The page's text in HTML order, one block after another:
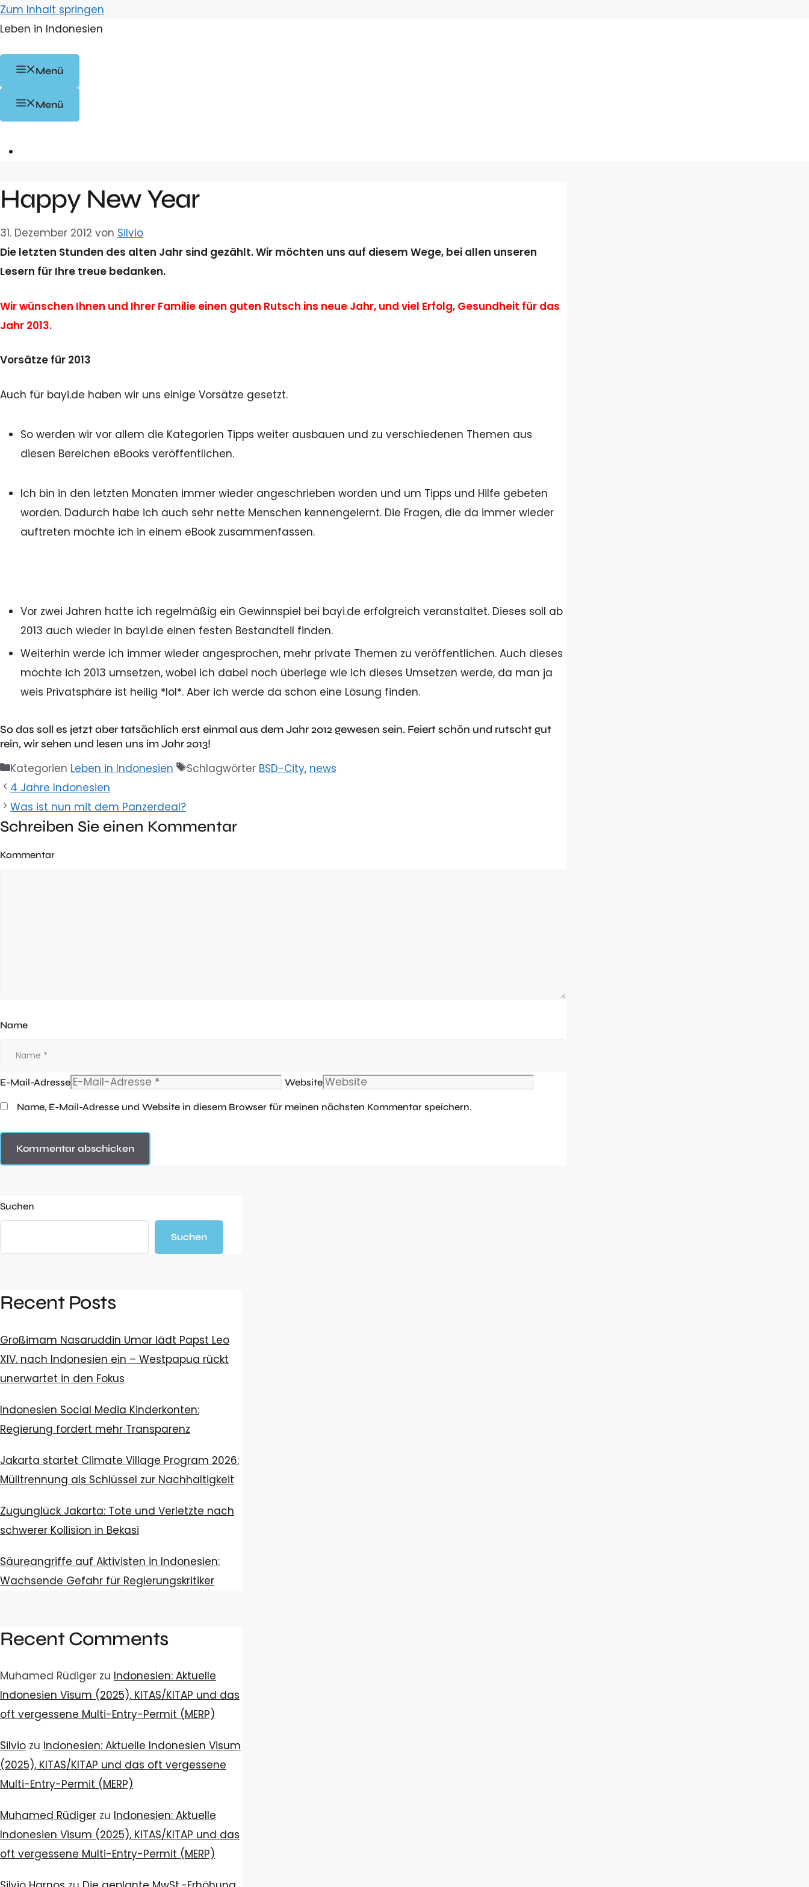
Zum Inhalt springen
Leben in Indonesien
Menü
Menü
Happy New Year
31. Dezember 2012 von Silvio
Die letzten Stunden des alten Jahr sind gezählt. Wir möchten uns auf diesem Wege, bei allen unseren
Lesern für Ihre treue bedanken.
Wir wünschen Ihnen und Ihrer Familie einen guten Rutsch ins neue Jahr, und viel Erfolg, Gesundheit für das
Jahr 2013.
Vorsätze für 2013
Auch für bayi.de haben wir uns einige Vorsätze gesetzt.
So werden wir vor allem die Kategorien Tipps weiter ausbauen und zu verschiedenen Themen aus
diesen Bereichen eBooks veröffentlichen.
Ich bin in den letzten Monaten immer wieder angeschrieben worden und um Tipps und Hilfe gebeten
worden. Dadurch habe ich auch sehr nette Menschen kennengelernt. Die Fragen, die da immer wieder
auftreten möchte ich in einem eBook zusammenfassen.
Vor zwei Jahren hatte ich regelmäßig ein Gewinnspiel bei bayi.de erfolgreich veranstaltet. Dieses soll ab
2013 auch wieder in bayi.de einen festen Bestandteil finden.
Weiterhin werde ich immer wieder angesprochen, mehr private Themen zu veröffentlichen. Auch dieses
möchte ich 2013 umsetzen, wobei ich dabei noch überlege wie ich dieses Umsetzen werde, da man ja
weis Privatsphäre ist heilig *lol*. Aber ich werde da schon eine Lösung finden.
So das soll es jetzt aber tatsächlich erst einmal aus dem Jahr 2012 gewesen sein. Feiert schön und rutscht gut
rein, wir sehen und lesen uns im Jahr 2013!
Kategorien Leben in Indonesien Schlagwörter BSD-City, news
4 Jahre Indonesien
Was ist nun mit dem Panzerdeal?
Schreiben Sie einen Kommentar
Kommentar
Name
E-Mail-Adresse Website
Name, E-Mail-Adresse und Website in diesem Browser für meinen nächsten Kommentar speichern.
Suchen
Suchen
Recent Posts
Großimam Nasaruddin Umar lädt Papst Leo
XIV. nach Indonesien ein – Westpapua rückt
unerwartet in den Fokus
Indonesien Social Media Kinderkonten:
Regierung fordert mehr Transparenz
Jakarta startet Climate Village Program 2026:
Mülltrennung als Schlüssel zur Nachhaltigkeit
Zugunglück Jakarta: Tote und Verletzte nach
schwerer Kollision in Bekasi
Säureangriffe auf Aktivisten in Indonesien:
Wachsende Gefahr für Regierungskritiker
Recent Comments
Muhamed Rüdiger zu Indonesien: Aktuelle
Indonesien Visum (2025), KITAS/KITAP und das
oft vergessene Multi-Entry-Permit (MERP)
Silvio zu Indonesien: Aktuelle Indonesien Visum
(2025), KITAS/KITAP und das oft vergessene
Multi-Entry-Permit (MERP)
Muhamed Rüdiger zu Indonesien: Aktuelle
Indonesien Visum (2025), KITAS/KITAP und das
oft vergessene Multi-Entry-Permit (MERP)